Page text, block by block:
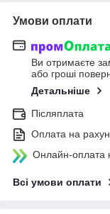
Умови оплати
Ви отримаєте
або гроші
Детальніше
Післяплата
Оплата на
Онлайн-оплата
Всі умови оплати